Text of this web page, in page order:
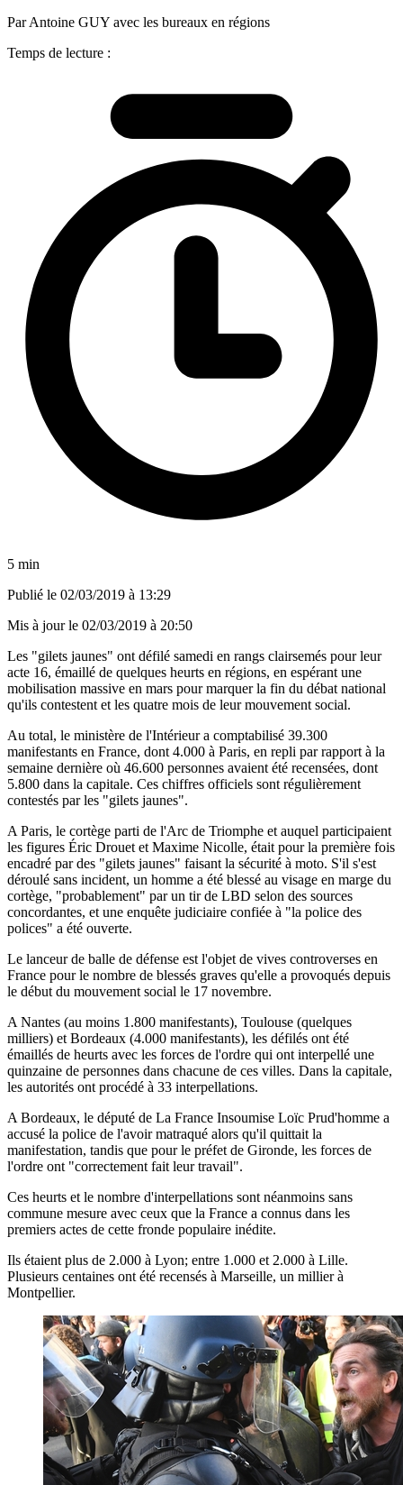
Par Antoine GUY avec les bureaux en régions
Temps de lecture :
5 min
Publié le 02/03/2019 à 13:29
Mis à jour le 02/03/2019 à 20:50
Les "gilets jaunes" ont défilé samedi en rangs clairsemés pour leur
acte 16, émaillé de quelques heurts en régions, en espérant une
mobilisation massive en mars pour marquer la fin du débat national
qu'ils contestent et les quatre mois de leur mouvement social.
Au total, le ministère de l'Intérieur a comptabilisé 39.300
manifestants en France, dont 4.000 à Paris, en repli par rapport à la
semaine dernière où 46.600 personnes avaient été recensées, dont
5.800 dans la capitale. Ces chiffres officiels sont régulièrement
contestés par les "gilets jaunes".
A Paris, le cortège parti de l'Arc de Triomphe et auquel participaient
les figures Éric Drouet et Maxime Nicolle, était pour la première fois
encadré par des "gilets jaunes" faisant la sécurité à moto. S'il s'est
déroulé sans incident, un homme a été blessé au visage en marge du
cortège, "probablement" par un tir de LBD selon des sources
concordantes, et une enquête judiciaire confiée à "la police des
polices" a été ouverte.
Le lanceur de balle de défense est l'objet de vives controverses en
France pour le nombre de blessés graves qu'elle a provoqués depuis
le début du mouvement social le 17 novembre.
A Nantes (au moins 1.800 manifestants), Toulouse (quelques
milliers) et Bordeaux (4.000 manifestants), les défilés ont été
émaillés de heurts avec les forces de l'ordre qui ont interpellé une
quinzaine de personnes dans chacune de ces villes. Dans la capitale,
les autorités ont procédé à 33 interpellations.
A Bordeaux, le député de La France Insoumise Loïc Prud'homme a
accusé la police de l'avoir matraqué alors qu'il quittait la
manifestation, tandis que pour le préfet de Gironde, les forces de
l'ordre ont "correctement fait leur travail".
Ces heurts et le nombre d'interpellations sont néanmoins sans
commune mesure avec ceux que la France a connus dans les
premiers actes de cette fronde populaire inédite.
Ils étaient plus de 2.000 à Lyon; entre 1.000 et 2.000 à Lille.
Plusieurs centaines ont été recensés à Marseille, un millier à
Montpellier.